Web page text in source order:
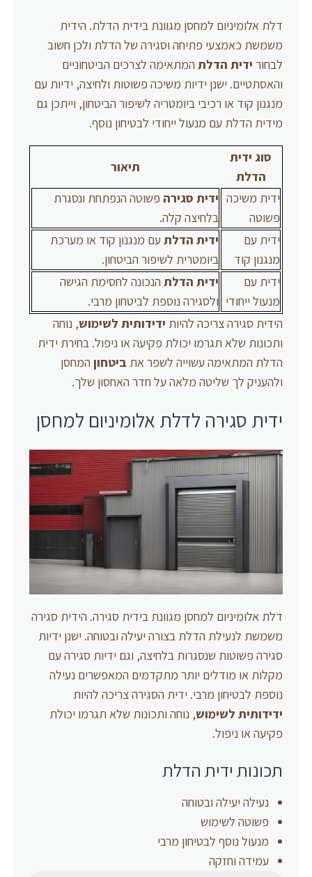
דלת אלומיניום למחסן מגוונת בידית הדלת. הידית
משמשת כאמצעי פתיחה וסגירה של הדלת ולכן חשוב
לבחור ידית הדלתהמתאימה לצרכים הביטחוניים
והאסתטיים. ישנן ידיות משיכה פשוטות ולחיצה, ידיות עם
מנגנון קוד או רכיבי ביומטריה לשיפור הביטחון, וייתכן גם
מידית הדלת עם מנעול ייחודי לבטיחון נוסף.
סוג ידית
הדלת
תיאור
ידית משיכה
פשוטה
ידית סגירה פשוטה הנפתחת ונסגרת
בלחיצה קלה.
ידית עם
מנגנון קוד
ידית הדלתעם מנגנון קוד או מערכת
ביומטרית לשיפור הביטחון.
ידית עם
מנעול ייחודי
ידית הדלתהנכונה לחסימת הגישה
ולסגירה נוספת לביטחון מרבי.
הידית סגירה צריכה להיות ידידותית לשימוש, נוחה
ותכונות שלא תגרמו יכולת פקיעה או ניפול. בחירת ידית
הדלת המתאימה עשוייה לשפר את ביטחוןהמחסן
ולהעניק לך שליטה מלאה על חדר האחסון שלך.
ידית סגירה לדלת אלומיניום למחסן
דלת אלומיניום למחסן מגוונת בידית סגירה. הידית סגירה
משמשת לנעילת הדלת בצורה יעילה ובטוחה. ישנן ידיות
סגירה פשוטות שנסגרות בלחיצה, וגם ידיות סגירה עם
מקלות או מודלים יותר מתקדמים המאפשרים נעילה
נוספת לבטיחון מרבי. ידית הסגירה צריכה להיות
ידידותית לשימוש, נוחה ותכונות שלא תגרמו יכולת
פקיעה או ניפול.
תכונות ידית הדלת
נעילה יעילה ובטוחה
פשוטה לשימוש
מנעול נוסף לבטיחון מרבי
עמידה וחזקה